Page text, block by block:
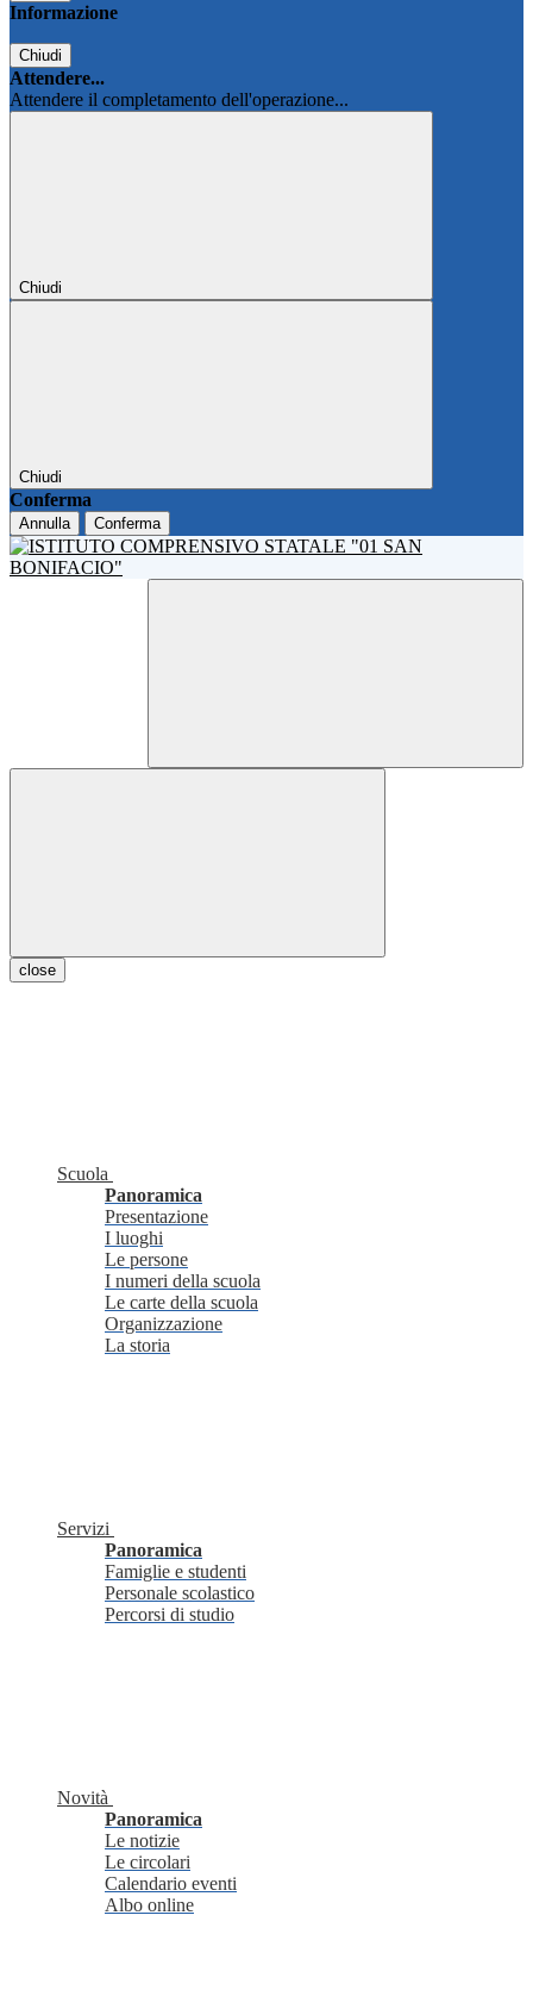
Informazione
Chiudi
Attendere...
Attendere il completamento dell'operazione...
Chiudi
Chiudi
Conferma
Annulla Conferma
close
Scuola
Panoramica
Presentazione
I luoghi
Le persone
I numeri della scuola
Le carte della scuola
Organizzazione
La storia
Servizi
Panoramica
Famiglie e studenti
Personale scolastico
Percorsi di studio
Novità
Panoramica
Le notizie
Le circolari
Calendario eventi
Albo online